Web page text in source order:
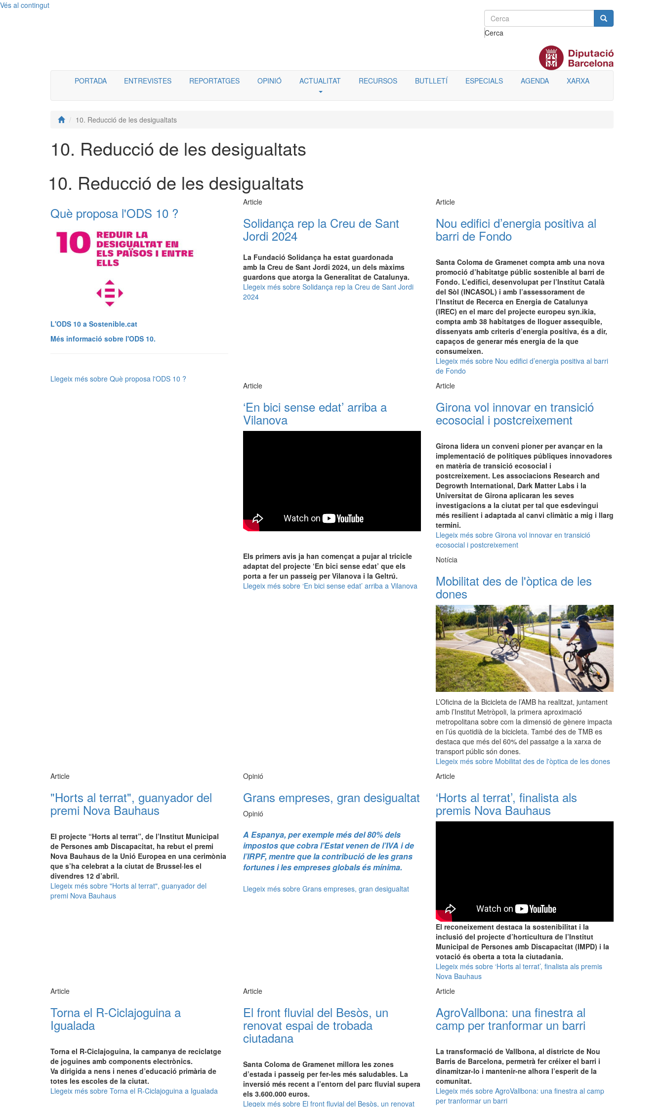
Vés al contingut
Cerca
Menú
PORTADA ENTREVISTES REPORTATGES OPINIÓ ACTUALITAT RECURSOS BUTLLETÍ ESPECIALS AGENDA XARXA
10. Reducció de les desigualtats
10. Reducció de les desigualtats
10. Reducció de les desigualtats
Què proposa l'ODS 10 ?
L'ODS 10 a Sostenible.cat
Més informació sobre l'ODS 10.
Llegeix més sobre Què proposa l'ODS 10 ?
Article
Solidança rep la Creu de Sant
Jordi 2024
La Fundació Solidança ha estat guardonada
amb la Creu de Sant Jordi 2024, un dels màxims
guardons que atorga la Generalitat de Catalunya.
Llegeix més sobre Solidança rep la Creu de Sant Jordi
2024
Article
Nou edifici d’energia positiva al
barri de Fondo
Santa Coloma de Gramenet compta amb una nova
promoció d’habitatge públic sostenible al barri de
Fondo. L’edifici, desenvolupat per l’Institut Català
del Sòl (INCASOL) i amb l’assessorament de
l’Institut de Recerca en Energia de Catalunya
(IREC) en el marc del projecte europeu syn.ikia,
compta amb 38 habitatges de lloguer assequible,
dissenyats amb criteris d’energia positiva, és a dir,
capaços de generar més energia de la que
consumeixen.
Llegeix més sobre Nou edifici d’energia positiva al barri
de Fondo
Article
‘En bici sense edat’ arriba a
Vilanova
Els primers avis ja han començat a pujar al tricicle
adaptat del projecte ‘En bici sense edat’ que els
porta a fer un passeig per Vilanova i la Geltrú.
Llegeix més sobre ‘En bici sense edat’ arriba a Vilanova
Article
Girona vol innovar en transició
ecosocial i postcreixement
Girona lidera un conveni pioner per avançar en la
implementació de polítiques públiques innovadores
en matèria de transició ecosocial i
postcreixement. Les associacions Research and
Degrowth International, Dark Matter Labs i la
Universitat de Girona aplicaran les seves
investigacions a la ciutat per tal que esdevingui
més resilient i adaptada al canvi climàtic a mig i llarg
termini.​
Llegeix més sobre Girona vol innovar en transició
ecosocial i postcreixement
Notícia
Mobilitat des de l'òptica de les
dones
L’Oficina de la Bicicleta de l’AMB ha realitzat, juntament
amb l’Institut Metròpoli, la primera aproximació
metropolitana sobre com la dimensió de gènere impacta
en l’ús quotidià de la bicicleta. També des de TMB es
destaca que més del 60% del passatge a la xarxa de
transport públic són dones.
Llegeix més sobre Mobilitat des de l'òptica de les dones
Article
"Horts al terrat", guanyador del
premi Nova Bauhaus
El projecte “Horts al terrat”, de l’Institut Municipal
de Persones amb Discapacitat, ha rebut el premi
Nova Bauhaus de la Unió Europea en una cerimònia
que s’ha celebrat a la ciutat de Brussel·les el
divendres 12 d’abril.
Llegeix més sobre "Horts al terrat", guanyador del
premi Nova Bauhaus
Opinió
Grans empreses, gran desigualtat
Opinió
A Espanya, per exemple més del 80% dels
impostos que cobra l’Estat venen de l’IVA i de
l’IRPF, mentre que la contribució de les grans
fortunes i les empreses globals és mínima.
Llegeix més sobre Grans empreses, gran desigualtat
Article
‘Horts al terrat’, finalista als
premis Nova Bauhaus
El reconeixement destaca la sostenibilitat i la
inclusió del projecte d’horticultura de l’Institut
Municipal de Persones amb Discapacitat (IMPD) i la
votació és oberta a tota la ciutadania.
Llegeix més sobre ‘Horts al terrat’, finalista als premis
Nova Bauhaus
Article
Torna el R-Ciclajoguina a
Igualada
Torna el R-Ciclajoguina, la campanya de reciclatge
de joguines amb components electrònics.
Va dirigida a nens i nenes d’educació primària de
totes les escoles de la ciutat.​
Llegeix més sobre Torna el R-Ciclajoguina a Igualada
Article
El front fluvial del Besòs, un
renovat espai de trobada
ciutadana
Santa Coloma de Gramenet millora les zones
d’estada i passeig per fer-les més saludables. La
inversió més recent a l’entorn del parc fluvial supera
els 3.600.000 euros.
Llegeix més sobre El front fluvial del Besòs, un renovat
Article
AgroVallbona: una finestra al
camp per tranformar un barri
La transformació de Vallbona, al districte de Nou
Barris de Barcelona, permetrà fer créixer el barri i
dinamitzar-lo i mantenir-ne alhora l’esperit de la
comunitat.
Llegeix més sobre AgroVallbona: una finestra al camp
per tranformar un barri